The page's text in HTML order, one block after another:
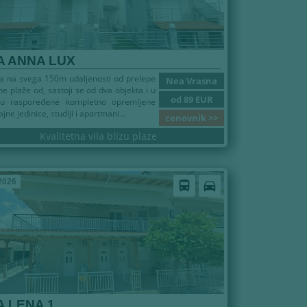
ANNA LUX
Nea Vrasna
od 89 EUR
cenovnik >>
na svega 150m udaljenosti od prelepe
plaže od, sastoji se od dva objekta i u
raspoređene kompletno opremljene
jedinice, studiji i apartmani...
Kvalitetna vila blizu plaze
directions_bus directions_car